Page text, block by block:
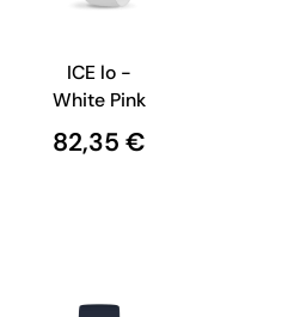
ICE lo -
White Pink
82,35 €